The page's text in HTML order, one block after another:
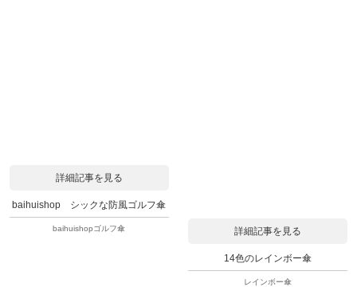
詳細記事を見る
baihuishop シックな防風ゴルフ傘
baihuishopゴルフ傘 詳細記事を見る
14色のレインボー傘
レインボー傘